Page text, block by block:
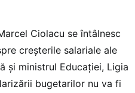
Ciolacu se întâlnesc
creșterile salariale ale
și ministrul Educației, Ligia
bugetarilor nu va fi